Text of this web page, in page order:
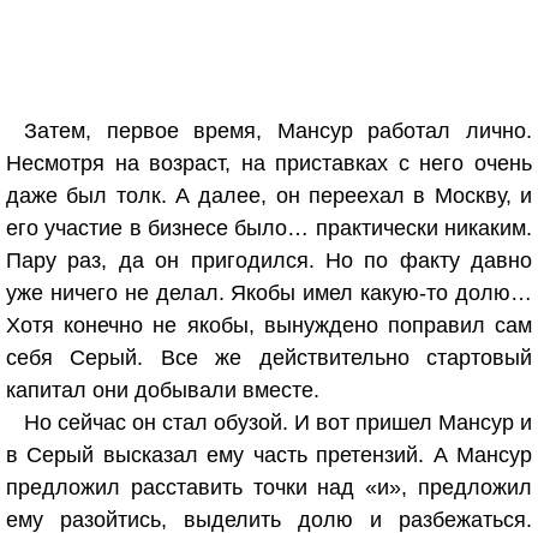
Затем, первое время, Мансур работал лично.
Несмотря на возраст, на приставках с него очень
даже был толк. А далее, он переехал в Москву, и
его участие в бизнесе было… практически никаким.
Пару раз, да он пригодился. Но по факту давно
уже ничего не делал. Якобы имел какую-то долю…
Хотя конечно не якобы, вынуждено поправил сам
себя Серый. Все же действительно стартовый
капитал они добывали вместе.
Но сейчас он стал обузой. И вот пришел Мансур и
в Серый высказал ему часть претензий. А Мансур
предложил расставить точки над «и», предложил
ему разойтись, выделить долю и разбежаться.